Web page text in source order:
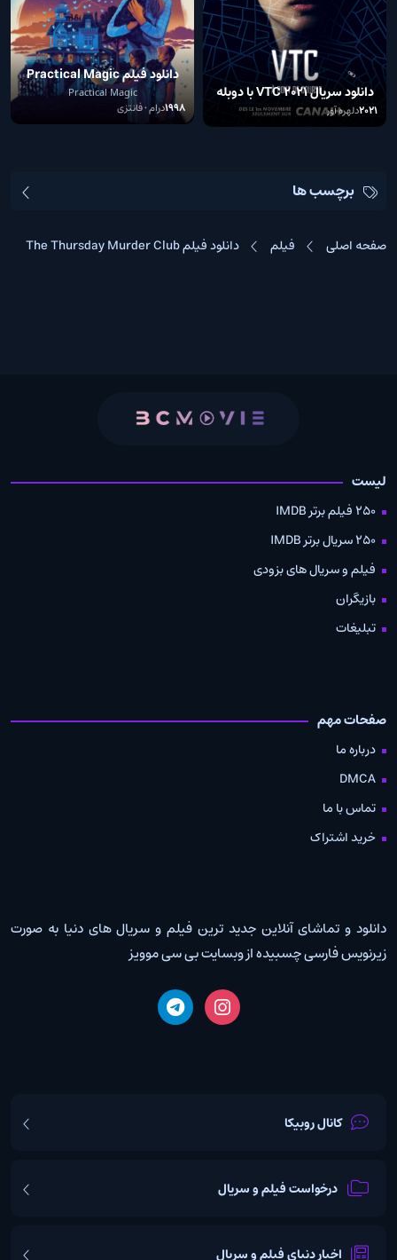
دانلود سریال VTC 2021 با دوبله
فارسی وزیرنویس چسبیده2021دلهره آور
دانلود فیلم Practical Magic
1998
Practical Magic
1998درام • فانتزی
برچسب ها
صفحه اصلی فیلم دانلود فیلم The Thursday Murder Club
لیست
250 فیلم برتر IMDB
250 سریال برتر IMDB
فیلم و سریال های بزودی
بازیگران
تبلیغات
صفحات مهم
درباره ما
DMCA
تماس با ما
خرید اشتراک
دانلود و تماشای آنلاین جدید ترین فیلم و سریال های دنیا به صورت
زیرنویس فارسی چسبیده از وبسایت بی سی موویز
کانال روبیکا
درخواست فیلم و سریال
اخبار دنیای فیلم و سریال